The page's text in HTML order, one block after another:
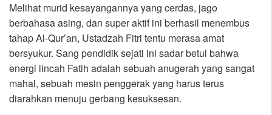
Melihat murid kesayangannya yang cerdas, jago
berbahasa asing, dan super aktif ini berhasil menembus
tahap Al-Qur’an, Ustadzah Fitri tentu merasa amat
bersyukur. Sang pendidik sejati ini sadar betul bahwa
energi lincah Fatih adalah sebuah anugerah yang sangat
mahal, sebuah mesin penggerak yang harus terus
diarahkan menuju gerbang kesuksesan.